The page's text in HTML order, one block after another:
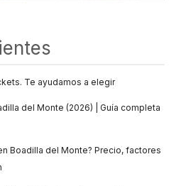
Te ayudamos a elegir
del Monte (2026) | Guía completa
Boadilla del Monte? Precio, factores